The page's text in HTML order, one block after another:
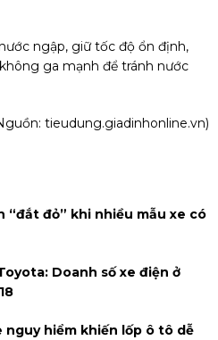
ngập, giữ tốc độ ổn định,
ga mạnh để tránh nước
tieudung.giadinhonline.vn)
“đắt đỏ” khi nhiều mẫu xe có
Doanh số xe điện ở
nguy hiểm khiến lốp ô tô dễ